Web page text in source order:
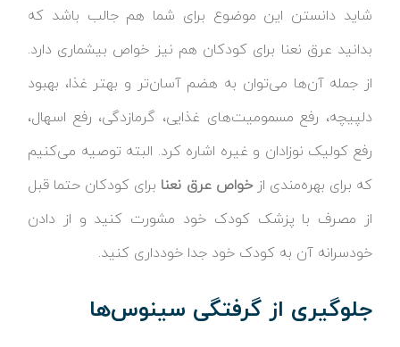
شاید دانستن این موضوع برای شما هم جالب باشد که
بدانید عرق نعنا برای کودکان هم نیز خواص بیشماری دارد.
از جمله آن‌ها می‌توان به هضم آسان‌تر و بهتر غذا، بهبود
دلپیچه، رفع مسمومیت‌های غذایی، گرمازدگی، رفع اسهال،
رفع کولیک نوزادان و غیره اشاره کرد. البته توصیه می‌کنیم
که برای بهره‌مندی ازخواص عرق نعنا برای کودکان حتما قبل
از مصرف با پزشک کودک خود مشورت کنید و از دادن
خودسرانه آن به کودک خود جدا خودداری کنید.
جلوگیری از گرفتگی سینوس‌ها